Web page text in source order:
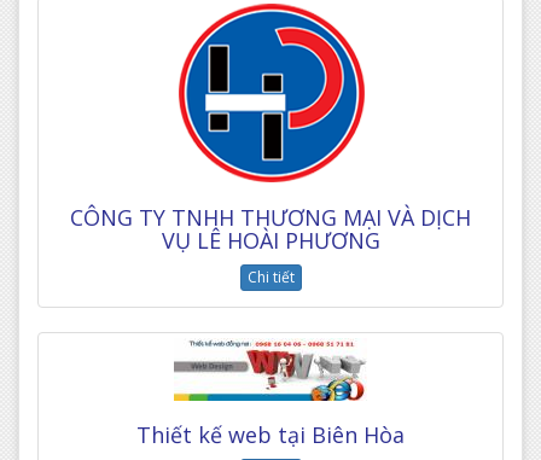
CÔNG TY TNHH THƯƠNG MẠI VÀ DỊCH
VỤ LÊ HOÀI PHƯƠNG
Chi tiết
Thiết kế web tại Biên Hòa